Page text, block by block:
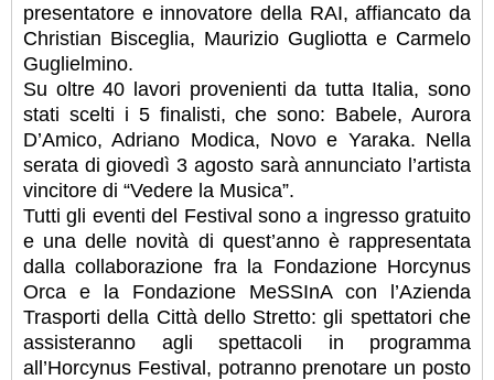
presentatore e innovatore della RAI, affiancato da
Christian Bisceglia, Maurizio Gugliotta e Carmelo
Guglielmino.
Su oltre 40 lavori provenienti da tutta Italia, sono
stati scelti i 5 finalisti, che sono: Babele, Aurora
D’Amico, Adriano Modica, Novo e Yaraka. Nella
serata di giovedì 3 agosto sarà annunciato l’artista
vincitore di “Vedere la Musica”.
Tutti gli eventi del Festival sono a ingresso gratuito
e una delle novità di quest’anno è rappresentata
dalla collaborazione fra la Fondazione Horcynus
Orca e la Fondazione MeSSInA con l’Azienda
Trasporti della Città dello Stretto: gli spettatori che
assisteranno agli spettacoli in programma
all’Horcynus Festival, potranno prenotare un posto